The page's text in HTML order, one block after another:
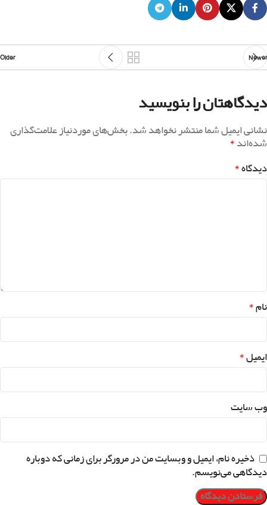
Newer
Older
دیدگاهتان را بنویسید
نشانی ایمیل شما منتشر نخواهد شد.بخش‌های موردنیاز علامت‌گذاری
شده‌اند*
دیدگاه*
نام*
ایمیل*
وب‌ سایت
ذخیره نام، ایمیل و وبسایت من در مرورگر برای زمانی که دوباره
دیدگاهی می‌نویسم.